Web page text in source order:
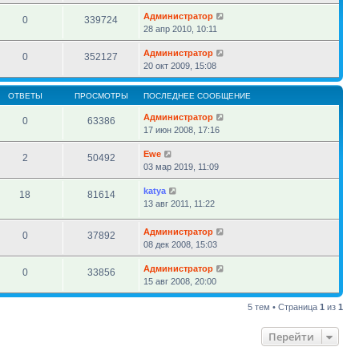
0 339724
Администратор
28 апр 2010, 10:11
0 352127
Администратор
20 окт 2009, 15:08
ОТВЕТЫ ПРОСМОТРЫ ПОСЛЕДНЕЕ СООБЩЕНИЕ
0 63386
Администратор
17 июн 2008, 17:16
2 50492
Ewe
03 мар 2019, 11:09
18 81614
katya
13 авг 2011, 11:22
0 37892
Администратор
08 дек 2008, 15:03
0 33856
Администратор
15 авг 2008, 20:00
5 тем • Страница 1 из 1
Перейти